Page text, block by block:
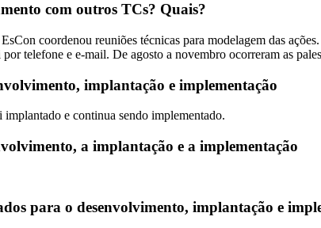
com outros TCs? Quais?
coordenou reuniões técnicas para modelagem das
telefone e e-mail. De agosto a novembro ocorreram as
implantação e implementação
e continua sendo implementado.
a implantação e a implementação
para o desenvolvimento, implantação e